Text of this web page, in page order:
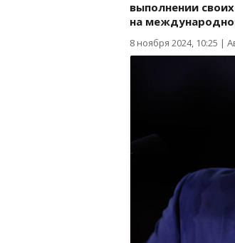
выполнении
на
8 ноября 2024, 10:25 |